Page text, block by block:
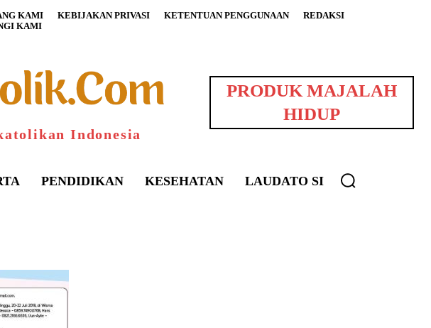
KAMI KEBIJAKAN PRIVASI KETENTUAN PENGGUNAAN
REDAKSI
KAMI
Indonesia
PRODUK MAJALAH
HIDUP
PENDIDIKAN KESEHATAN LAUDATO SI